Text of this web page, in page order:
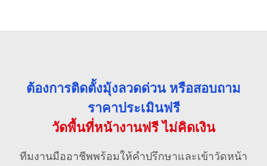
ต้องการติดตั้งมุ้งลวดด่วน หรือสอบถาม
ราคาประเมินฟรี
วัดพื้นที่หน้างานฟรี ไม่คิดเงิน
ทีมงานมืออาชีพพร้อมให้คำปรึกษาและเข้าวัดหน้า